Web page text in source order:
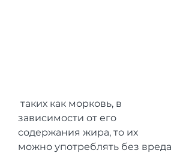
зависимости от его
содержания жира, то их
можно употреблять без вреда